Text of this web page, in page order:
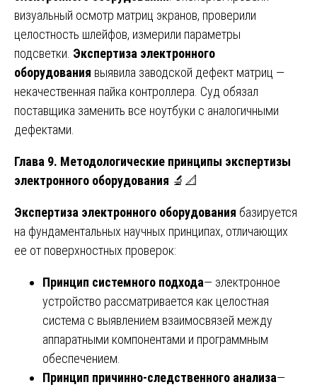
визуальный осмотр матриц экранов, проверили
целостность шлейфов, измерили параметры
подсветки. Экспертиза электронного
оборудования выявила заводской дефект матриц —
некачественная пайка контроллера. Суд обязал
поставщика заменить все ноутбуки с аналогичными
дефектами.
Глава 9. Методологические принципы экспертизы
электронного оборудования 🔬📐
Экспертиза электронного оборудования базируется
на фундаментальных научных принципах, отличающих
ее от поверхностных проверок:
Принцип системного подхода— электронное
устройство рассматривается как целостная
система с выявлением взаимосвязей между
аппаратными компонентами и программным
обеспечением.
Принцип причинно-следственного анализа—